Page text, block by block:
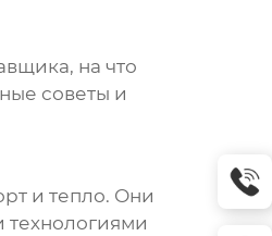
на что
советы и
и тепло. Они
технологиями